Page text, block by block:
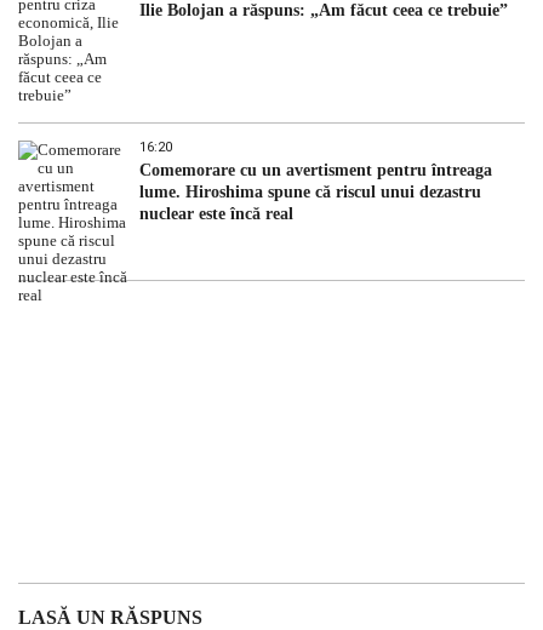
Ilie Bolojan a răspuns: „Am făcut ceea ce trebuie”
16:20
Comemorare cu un avertisment pentru întreaga
lume. Hiroshima spune că riscul unui dezastru
nuclear este încă real
LASĂ UN RĂSPUNS